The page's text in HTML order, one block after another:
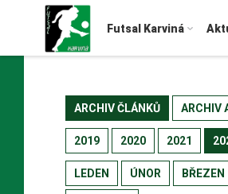
Futsal Karviná
ARCHIV ČLÁNKŮ ARCHIV
2019 2020 2021
LEDEN ÚNOR BŘEZEN